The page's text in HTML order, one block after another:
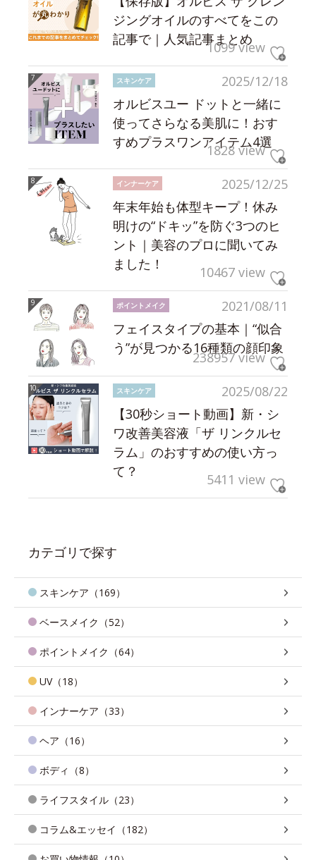
ジングオイルのすべてをこの
記事で｜人気記事まとめ
1099 view
2025/12/18
スキンケア
オルビスユー ドットと一緒に
使ってさらなる美肌に！おす
すめプラスワンアイテム4選
1828 view
2025/12/25
インナーケア
年末年始も体型キープ！休み
明けの“ドキッ”を防ぐ3つのヒ
ント｜美容のプロに聞いてみ
ました！
10467 view
2021/08/11
ポイントメイク
フェイスタイプの基本｜“似合
う”が見つかる16種類の顔印象
238957 view
2025/08/22
スキンケア
【30秒ショート動画】新・シ
ワ改善美容液「ザ リンクルセ
ラム」のおすすめの使い方っ
て？
5411 view
カテゴリで探す
スキンケア（169）
ベースメイク（52）
ポイントメイク（64）
UV（18）
インナーケア（33）
ヘア（16）
ボディ（8）
ライフスタイル（23）
コラム&エッセイ（182）